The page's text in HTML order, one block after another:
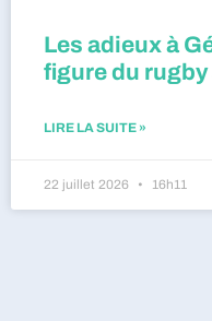
Les adieux à
figure du rugby
LIRE LA SUITE »
22 juillet 2026 16h11